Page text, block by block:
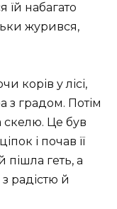
їй набагато
журився,
корів у лісі,
з градом. Потім
скелю. Це був
і почав її
пішла геть, а
радістю й